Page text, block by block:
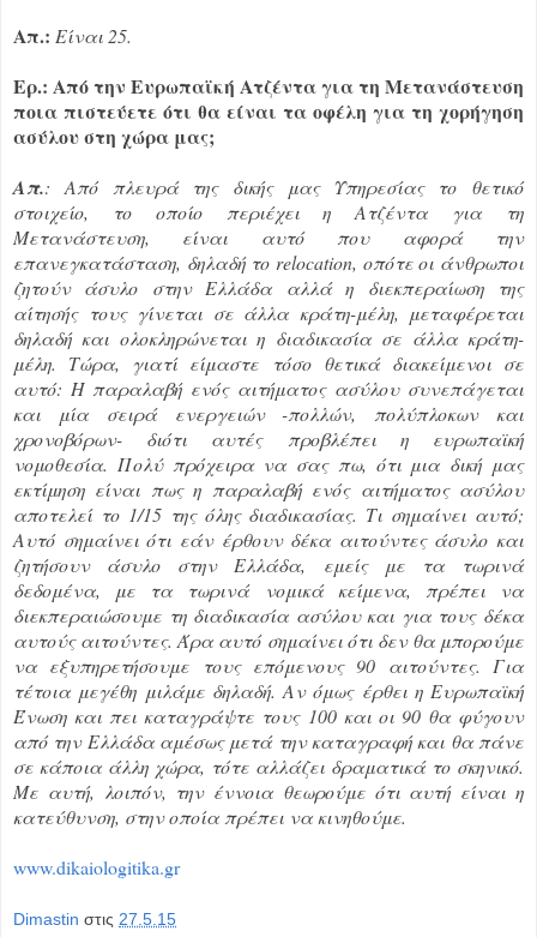
Απ.: Είναι 25.
Ερ.: Από την Ευρωπαϊκή Ατζέντα για τη Μετανάστευση
ποια πιστεύετε ότι θα είναι τα οφέλη για τη χορήγηση
ασύλου στη χώρα μας;
Απ.: Από πλευρά της δικής μας Υπηρεσίας το θετικό
στοιχείο, το οποίο περιέχει η Ατζέντα για τη
Μετανάστευση, είναι αυτό που αφορά την
επανεγκατάσταση, δηλαδή το relocation, οπότε οι άνθρωποι
ζητούν άσυλο στην Ελλάδα αλλά η διεκπεραίωση της
αίτησής τους γίνεται σε άλλα κράτη-μέλη, μεταφέρεται
δηλαδή και ολοκληρώνεται η διαδικασία σε άλλα κράτη-
μέλη. Τώρα, γιατί είμαστε τόσο θετικά διακείμενοι σε
αυτό: Η παραλαβή ενός αιτήματος ασύλου συνεπάγεται
και μία σειρά ενεργειών -πολλών, πολύπλοκων και
χρονοβόρων- διότι αυτές προβλέπει η ευρωπαϊκή
νομοθεσία. Πολύ πρόχειρα να σας πω, ότι μια δική μας
εκτίμηση είναι πως η παραλαβή ενός αιτήματος ασύλου
αποτελεί το 1/15 της όλης διαδικασίας. Τι σημαίνει αυτό;
Αυτό σημαίνει ότι εάν έρθουν δέκα αιτούντες άσυλο και
ζητήσουν άσυλο στην Ελλάδα, εμείς με τα τωρινά
δεδομένα, με τα τωρινά νομικά κείμενα, πρέπει να
διεκπεραιώσουμε τη διαδικασία ασύλου και για τους δέκα
αυτούς αιτούντες. Άρα αυτό σημαίνει ότι δεν θα μπορούμε
να εξυπηρετήσουμε τους επόμενους 90 αιτούντες. Για
τέτοια μεγέθη μιλάμε δηλαδή. Αν όμως έρθει η Ευρωπαϊκή
Ένωση και πει καταγράψτε τους 100 και οι 90 θα φύγουν
από την Ελλάδα αμέσως μετά την καταγραφή και θα πάνε
σε κάποια άλλη χώρα, τότε αλλάζει δραματικά το σκηνικό.
Με αυτή, λοιπόν, την έννοια θεωρούμε ότι αυτή είναι η
κατεύθυνση, στην οποία πρέπει να κινηθούμε.
www.dikaiologitika.gr
Dimastin στις 27.5.15